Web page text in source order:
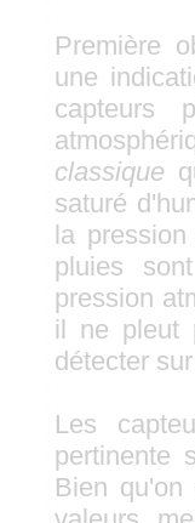
Première
une
capteurs
classique
saturé
la
pluies
pression
il ne pleut
détecter
Les
pertinente
Bien qu'on